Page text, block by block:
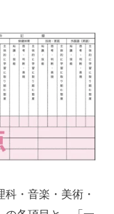
・音楽・美術・